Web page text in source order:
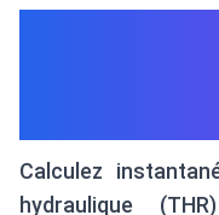
Calculez
hydraulique